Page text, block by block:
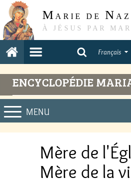
M ARIE DE N
À JÉSUS PAR
Français
ENCYCLOPÉDIE
MENU
Mère de
Mère de la